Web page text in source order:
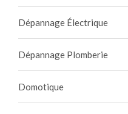
Dépannage Électrique
Dépannage Plomberie
Domotique